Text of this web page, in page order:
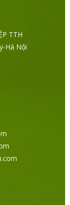
TTH
Hà Nội